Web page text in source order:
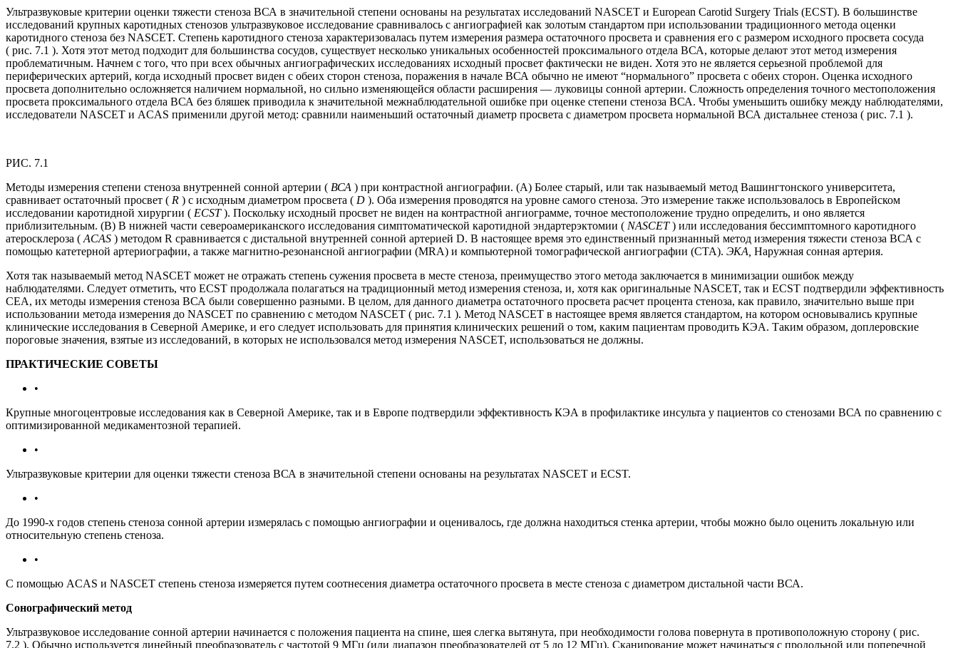
Ультразвуковые критерии оценки тяжести стеноза ВСА в значительной степени основаны на результатах исследований NASCET и European Carotid Surgery Trials (ECST). В большинстве
исследований крупных каротидных стенозов ультразвуковое исследование сравнивалось с ангиографией как золотым стандартом при использовании традиционного метода оценки
каротидного стеноза без NASCET. Степень каротидного стеноза характеризовалась путем измерения размера остаточного просвета и сравнения его с размером исходного просвета сосуда
( рис. 7.1 ). Хотя этот метод подходит для большинства сосудов, существует несколько уникальных особенностей проксимального отдела ВСА, которые делают этот метод измерения
проблематичным. Начнем с того, что при всех обычных ангиографических исследованиях исходный просвет фактически не виден. Хотя это не является серьезной проблемой для
периферических артерий, когда исходный просвет виден с обеих сторон стеноза, поражения в начале ВСА обычно не имеют “нормального” просвета с обеих сторон. Оценка исходного
просвета дополнительно осложняется наличием нормальной, но сильно изменяющейся области расширения — луковицы сонной артерии. Сложность определения точного местоположения
просвета проксимального отдела ВСА без бляшек приводила к значительной межнаблюдательной ошибке при оценке степени стеноза ВСА. Чтобы уменьшить ошибку между наблюдателями,
исследователи NASCET и ACAS применили другой метод: сравнили наименьший остаточный диаметр просвета с диаметром просвета нормальной ВСА дистальнее стеноза ( рис. 7.1 ).
РИС. 7.1
Методы измерения степени стеноза внутренней сонной артерии ( ВСА ) при контрастной ангиографии. (A) Более старый, или так называемый метод Вашингтонского университета,
сравнивает остаточный просвет ( R ) с исходным диаметром просвета ( D ). Оба измерения проводятся на уровне самого стеноза. Это измерение также использовалось в Европейском
исследовании каротидной хирургии ( ECST). Поскольку исходный просвет не виден на контрастной ангиограмме, точное местоположение трудно определить, и оно является
приблизительным. (B) В нижней части североамериканского исследования симптоматической каротидной эндартерэктомии ( NASCET) или исследования бессимптомного каротидного
атеросклероза ( ACAS ) методом R сравнивается с дистальной внутренней сонной артерией D. В настоящее время это единственный признанный метод измерения тяжести стеноза ВСА с
помощью катетерной артериографии, а также магнитно-резонансной ангиографии (MRA) и компьютерной томографической ангиографии (CTA). ЭКА, Наружная сонная артерия.
Хотя так называемый метод NASCET может не отражать степень сужения просвета в месте стеноза, преимущество этого метода заключается в минимизации ошибок между
наблюдателями. Следует отметить, что ECST продолжала полагаться на традиционный метод измерения стеноза, и, хотя как оригинальные NASCET, так и ECST подтвердили эффективность
CEA, их методы измерения стеноза ВСА были совершенно разными. В целом, для данного диаметра остаточного просвета расчет процента стеноза, как правило, значительно выше при
использовании метода измерения до NASCET по сравнению с методом NASCET ( рис. 7.1 ). Метод NASCET в настоящее время является стандартом, на котором основывались крупные
клинические исследования в Северной Америке, и его следует использовать для принятия клинических решений о том, каким пациентам проводить КЭА. Таким образом, доплеровские
пороговые значения, взятые из исследований, в которых не использовался метод измерения NASCET, использоваться не должны.
ПРАКТИЧЕСКИЕ СОВЕТЫ
•
Крупные многоцентровые исследования как в Северной Америке, так и в Европе подтвердили эффективность КЭА в профилактике инсульта у пациентов со стенозами ВСА по сравнению с
оптимизированной медикаментозной терапией.
•
Ультразвуковые критерии для оценки тяжести стеноза ВСА в значительной степени основаны на результатах NASCET и ECST.
•
До 1990-х годов степень стеноза сонной артерии измерялась с помощью ангиографии и оценивалось, где должна находиться стенка артерии, чтобы можно было оценить локальную или
относительную степень стеноза.
•
С помощью ACAS и NASCET степень стеноза измеряется путем соотнесения диаметра остаточного просвета в месте стеноза с диаметром дистальной части ВСА.
Сонографический метод
Ультразвуковое исследование сонной артерии начинается с положения пациента на спине, шея слегка вытянута, при необходимости голова повернута в противоположную сторону ( рис.
7.2 ). Обычно используется линейный преобразователь с частотой 9 МГц (или диапазон преобразователей от 5 до 12 МГц). Сканирование может начинаться с продольной или поперечной